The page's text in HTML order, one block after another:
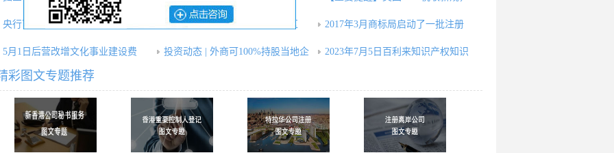
央行下发人民币跨境支付系统规 中国企业进军迪拜：选择自贸区 2017年3月商标局启动了一批注册
5月1日后营改增文化事业建设费 投资动态 | 外商可100%持股当地企 2023年7月5日百利来知识产权知识
彩图文专题推荐